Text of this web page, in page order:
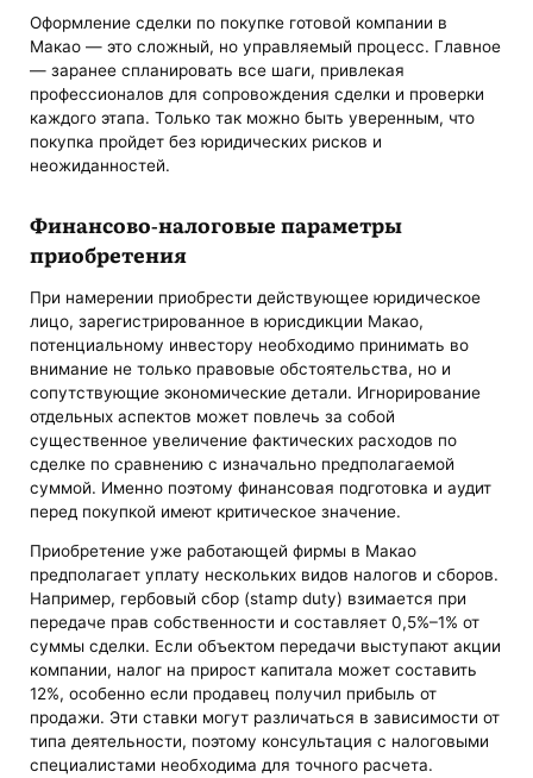
Оформление сделки по покупке готовой компании в
Макао — это сложный, но управляемый процесс. Главное
— заранее спланировать все шаги, привлекая
профессионалов для сопровождения сделки и проверки
каждого этапа. Только так можно быть уверенным, что
покупка пройдет без юридических рисков и
неожиданностей.
Финансово-налоговые параметры
приобретения
При намерении приобрести действующее юридическое
лицо, зарегистрированное в юрисдикции Макао,
потенциальному инвестору необходимо принимать во
внимание не только правовые обстоятельства, но и
сопутствующие экономические детали. Игнорирование
отдельных аспектов может повлечь за собой
существенное увеличение фактических расходов по
сделке по сравнению с изначально предполагаемой
суммой. Именно поэтому финансовая подготовка и аудит
перед покупкой имеют критическое значение.
Приобретение уже работающей фирмы в Макао
предполагает уплату нескольких видов налогов и сборов.
Например, гербовый сбор (stamp duty) взимается при
передаче прав собственности и составляет 0,5%–1% от
суммы сделки. Если объектом передачи выступают акции
компании, налог на прирост капитала может составить
12%, особенно если продавец получил прибыль от
продажи. Эти ставки могут различаться в зависимости от
типа деятельности, поэтому консультация с налоговыми
специалистами необходима для точного расчета.